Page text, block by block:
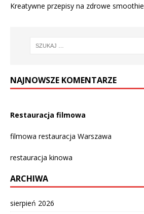
Kreatywne przepisy na zdrowe smoothie
NAJNOWSZE KOMENTARZE
Restauracja filmowa
filmowa restauracja Warszawa
restauracja kinowa
ARCHIWA
sierpień 2026